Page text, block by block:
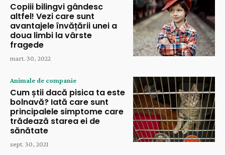
Copiii bilingvi gândesc
altfel! Vezi care sunt
avantajele învățării unei a
doua limbi la vârste
fragede
mart. 30, 2022
Animale de companie
Cum știi dacă pisica ta este
bolnavă? Iată care sunt
principalele simptome care
trădează starea ei de
sănătate
sept. 30, 2021